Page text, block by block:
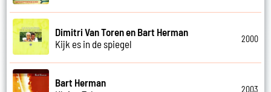
Dimitri Van Toren en Bart Herman
Kijk es in de spiegel
2000
Bart Herman
2003